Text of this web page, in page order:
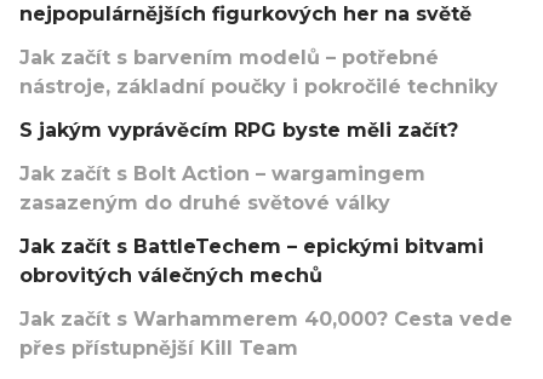
nejpopulárnějších figurkových her na světě
Jak začít s barvením modelů – potřebné
nástroje, základní poučky i pokročilé techniky
S jakým vyprávěcím RPG byste měli začít?
Jak začít s Bolt Action – wargamingem
zasazeným do druhé světové války
Jak začít s BattleTechem – epickými bitvami
obrovitých válečných mechů
Jak začít s Warhammerem 40,000? Cesta vede
přes přístupnější Kill Team